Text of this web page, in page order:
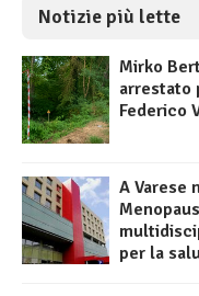
Notizie più lette
Mirko
arrestato
Federico
A Varese
per la